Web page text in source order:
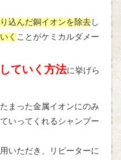
込んだ銅イオンを除去し
く ことがケミカルダメー
ていく方法に挙げら
まった金属イオンにのみ
いってくれるシャンプー
いただき、リピーターに